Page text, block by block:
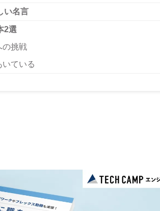
い名言
2選
の挑戦
ている